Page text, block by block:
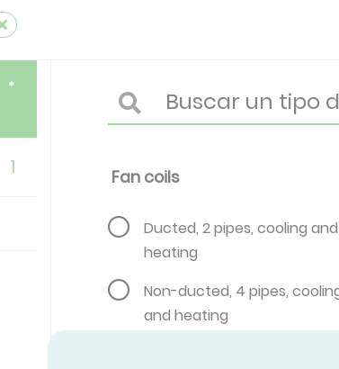
1 Fan coils
Ducted, 2 pipes, cooling and
heating
Non-ducted, 4 pipes,
and heating